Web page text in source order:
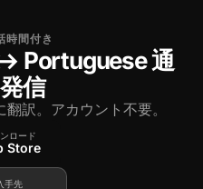
時間付き
Portuguese 通
信
訳。アカウント不要。
ロード
Store
手先